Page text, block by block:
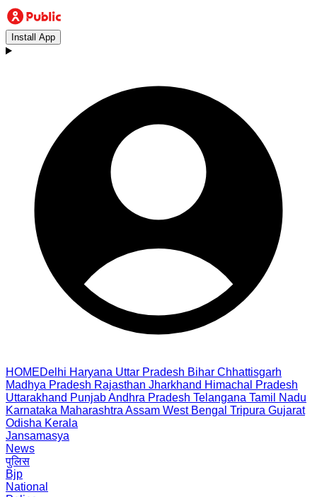
Install App
HOMEDelhi Haryana Uttar Pradesh Bihar Chhattisgarh
Madhya Pradesh Rajasthan Jharkhand Himachal Pradesh
Uttarakhand PunjabAndhra Pradesh Telangana Tamil Nadu
Karnataka Maharashtra Assam West Bengal Tripura Gujarat
Odisha Kerala
Jansamasya
News
पुलिस
Bjp
National